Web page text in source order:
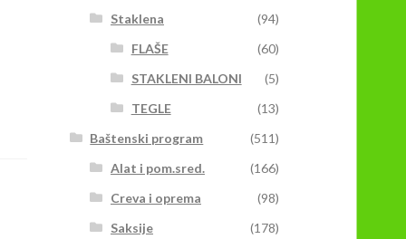
Staklena
(94)
FLAŠE
(60)
STAKLENI BALONI
(5)
TEGLE
(13)
Baštenski program
(511)
Alat i pom.sred.
(166)
Creva i oprema
(98)
Saksije
(178)